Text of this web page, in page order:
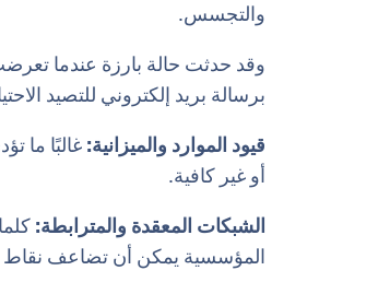
والتجسس.
وقد حدثت حالة بارزة عندما
برسالة بريد إلكتروني للتصيد
قيود الموارد والميزانية: غالبًا ما
أو غير كافية.
الشبكات المعقدة والمترابطة:
المؤسسية يمكن أن تضاعف نقاط